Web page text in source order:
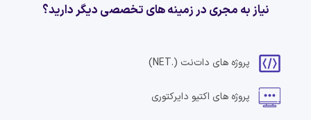
نیاز به مجری در زمینه های تخصصی دیگر دارید؟
پروژه های دات‌نت (.NET)
پروژه های اکتیو دایرکتوری